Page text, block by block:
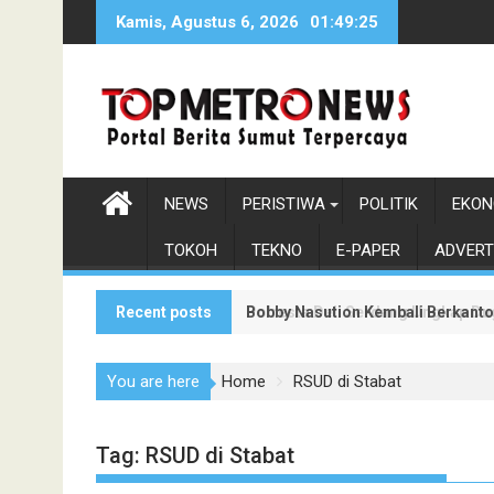
Kamis, Agustus 6, 2026 01:49:25
NEWS PERISTIWA POLITIK
TOKOH TEKNO E-PAPER
Recent posts Bobby Nasution Kembali
Polresta Deli Serdang Ungkap
You are here Home RSUD di Stabat
Tag: RSUD di Stabat